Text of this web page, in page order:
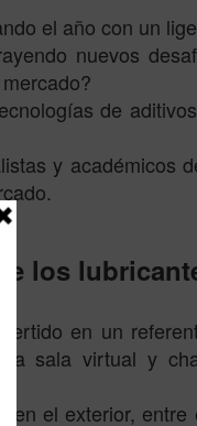
el año con un
nuevos
de
y académicos
los
en un
sala virtual y
el exterior, entre